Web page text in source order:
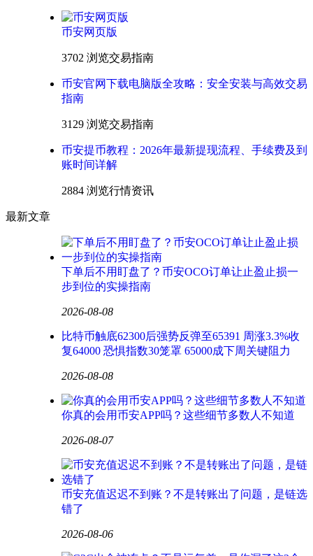
币安网页版
3702 浏览交易指南
币安官网下载电脑版全攻略：安全安装与高效交易
指南
3129 浏览交易指南
币安提币教程：2026年最新提现流程、手续费及到
账时间详解
2884 浏览行情资讯
最新文章
下单后不用盯盘了？币安OCO订单让止盈止损一
步到位的实操指南
2026-08-08
比特币触底62300后强势反弹至65391 周涨3.3%收
复64000 恐惧指数30笼罩 65000成下周关键阻力
2026-08-08
你真的会用币安APP吗？这些细节多数人不知道
2026-08-07
币安充值迟迟不到账？不是转账出了问题，是链选
错了
2026-08-06